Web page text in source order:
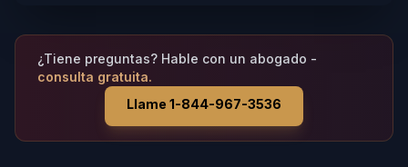
¿Tiene preguntas? Hable con un abogado -
consulta gratuita.
Llame 1-844-967-3536